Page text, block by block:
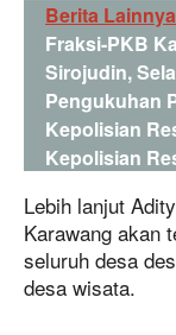
Berita Lainnya
Fraksi-PKB
Sirojudin,
Pengukuhan
Kepolisian
Kepolisian
Lebih lanjut
Karawang akan
seluruh desa
desa wisata.